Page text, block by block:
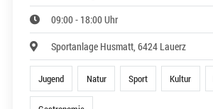
09:00 - 18:00 Uhr
Sportanlage Husmatt, 6424 Lauerz
Jugend Natur Sport Kultur